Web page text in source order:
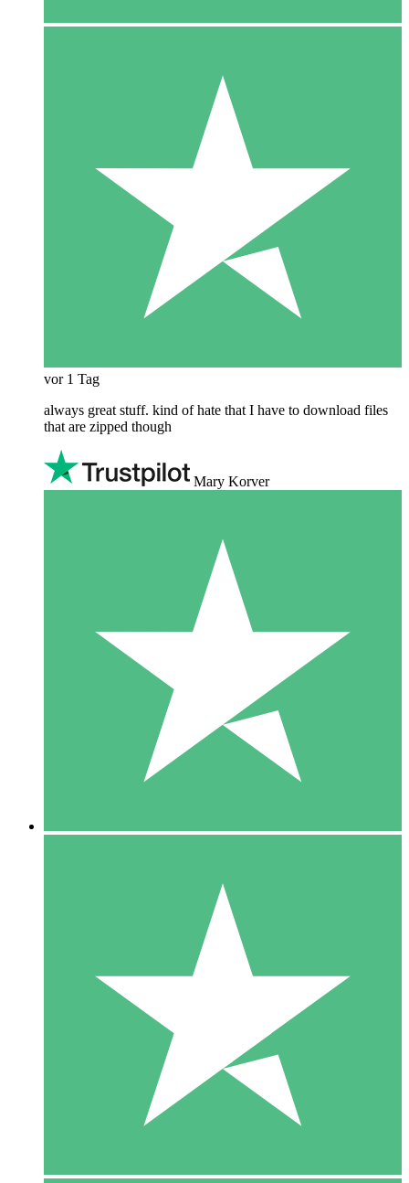
vor 1 Tag
always great stuff. kind of hate that I have to download files
that are zipped though
Mary Korver